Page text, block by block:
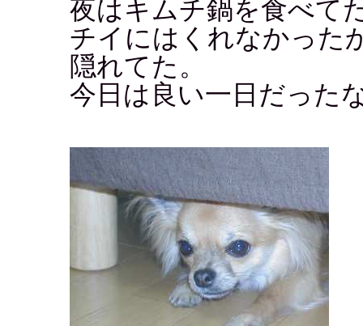
夜はキムチ鍋を食べて
チイにはくれなかった
隠れてた。
今日は良い一日だった